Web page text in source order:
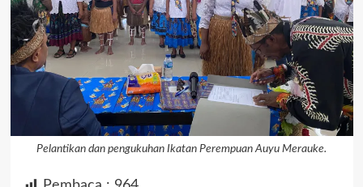
Pelantikan dan pengukuhan Ikatan Perempuan Auyu Merauke.